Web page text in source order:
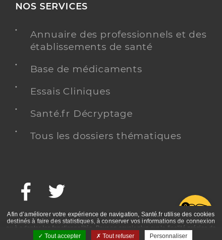
NOS SERVICES
Annuaire des professionnels et des
établissements de santé
Base de médicaments
Essais Cliniques
Santé.fr Décryptage
Tous les dossiers thématiques
Facebook
Afin d’améliorer votre expérience de navigation, Santé.fr utilise des cookies
destinés à faire des statistiques, à conserver vos informations de connexion
ou à adapter les fonctionnalités. Pour en savoir plus sur la finalité précise de
ces cookies, nous vous invitons à prendre connaissance de la politique de
Tout accepter Tout refuser Personnaliser